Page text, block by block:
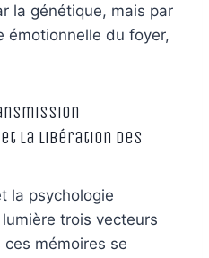
la génétique, mais par
émotionnelle du foyer,
la Libération des
la psychologie
trois vecteurs
mémoires se